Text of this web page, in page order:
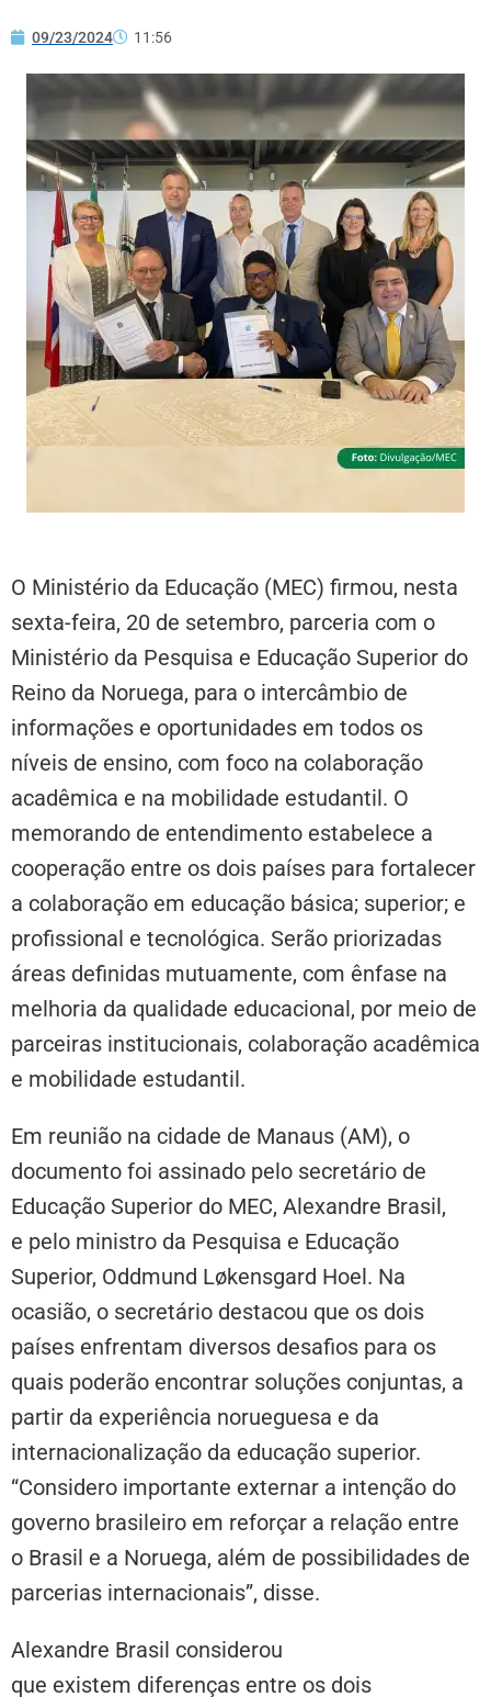
09/23/2024 11:56
O Ministério da Educação (MEC) firmou, nesta
sexta-feira, 20 de setembro, parceria com o
Ministério da Pesquisa e Educação Superior do
Reino da Noruega, para o intercâmbio de
informações e oportunidades em todos os
níveis de ensino, com foco na colaboração
acadêmica e na mobilidade estudantil. O
memorando de entendimento estabelece a
cooperação entre os dois países para fortalecer
a colaboração em educação básica; superior; e
profissional e tecnológica. Serão priorizadas
áreas definidas mutuamente, com ênfase na
melhoria da qualidade educacional, por meio de
parceiras institucionais, colaboração acadêmica
e mobilidade estudantil.
Em reunião na cidade de Manaus (AM), o
documento foi assinado pelo secretário de
Educação Superior do MEC, Alexandre Brasil,
e pelo ministro da Pesquisa e Educação
Superior, Oddmund Løkensgard Hoel. Na
ocasião, o secretário destacou que os dois
países enfrentam diversos desafios para os
quais poderão encontrar soluções conjuntas, a
partir da experiência norueguesa e da
internacionalização da educação superior.
“Considero importante externar a intenção do
governo brasileiro em reforçar a relação entre
o Brasil e a Noruega, além de possibilidades de
parcerias internacionais”, disse.
Alexandre Brasil considerou
que existem diferenças entre os dois